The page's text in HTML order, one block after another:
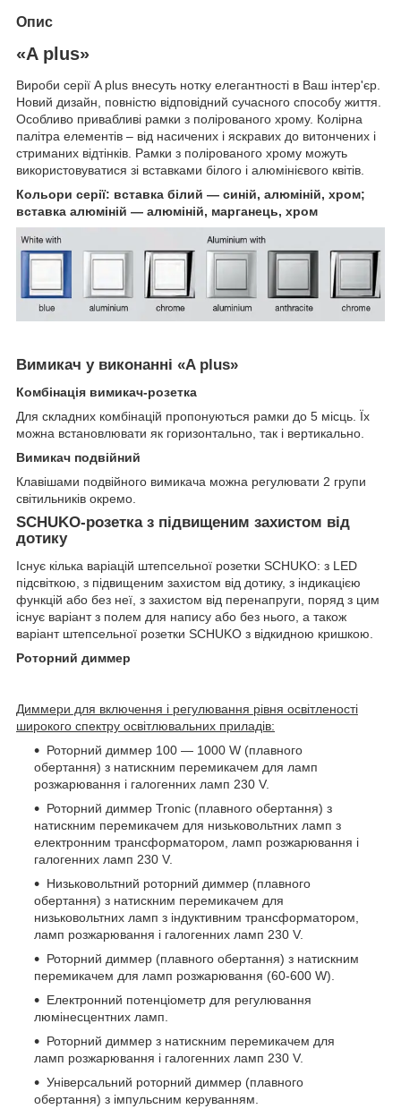
Опис
«A plus»
Вироби серії A plus внесуть нотку елегантності в Ваш інтер'єр.
Новий дизайн, повністю відповідний сучасного способу життя.
Особливо привабливі рамки з полірованого хрому. Колірна
палітра елементів – від насичених і яскравих до витончених і
стриманих відтінків. Рамки з полірованого хрому можуть
використовуватися зі вставками білого і алюмінієвого квітів.
Кольори серії: вставка білий ― синій, алюміній, хром;
вставка алюміній ― алюміній, марганець, хром
Вимикач у виконанні «A plus»
Комбінація вимикач-розетка
Для складних комбінацій пропонуються рамки до 5 місць. Їх
можна встановлювати як горизонтально, так і вертикально.
Вимикач подвійний
Клавішами подвійного вимикача можна регулювати 2 групи
світильників окремо.
SCHUKO-розетка з підвищеним захистом від
дотику
Існує кілька варіацій штепсельної розетки SCHUKO: з LED
підсвіткою, з підвищеним захистом від дотику, з індикацією
функцій або без неї, з захистом від перенапруги, поряд з цим
існує варіант з полем для напису або без нього, а також
варіант штепсельної розетки SCHUKO з відкидною кришкою.
Роторний диммер
Диммери для включення і регулювання рівня освітленості
широкого спектру освітлювальних приладів:
Роторний диммер 100 ― 1000 W (плавного
обертання) з натискним перемикачем для ламп
розжарювання і галогенних ламп 230 V.
Роторний диммер Tronic (плавного обертання) з
натискним перемикачем для низьковольтних ламп з
електронним трансформатором, ламп розжарювання і
галогенних ламп 230 V.
Низьковольтний роторний диммер (плавного
обертання) з натискним перемикачем для
низьковольтних ламп з індуктивним трансформатором,
ламп розжарювання і галогенних ламп 230 V.
Роторний диммер (плавного обертання) з натискним
перемикачем для ламп розжарювання (60-600 W).
Електронний потенціометр для регулювання
люмінесцентних ламп.
Роторний диммер з натискним перемикачем для
ламп розжарювання і галогенних ламп 230 V.
Універсальний роторний диммер (плавного
обертання) з імпульсним керуванням.